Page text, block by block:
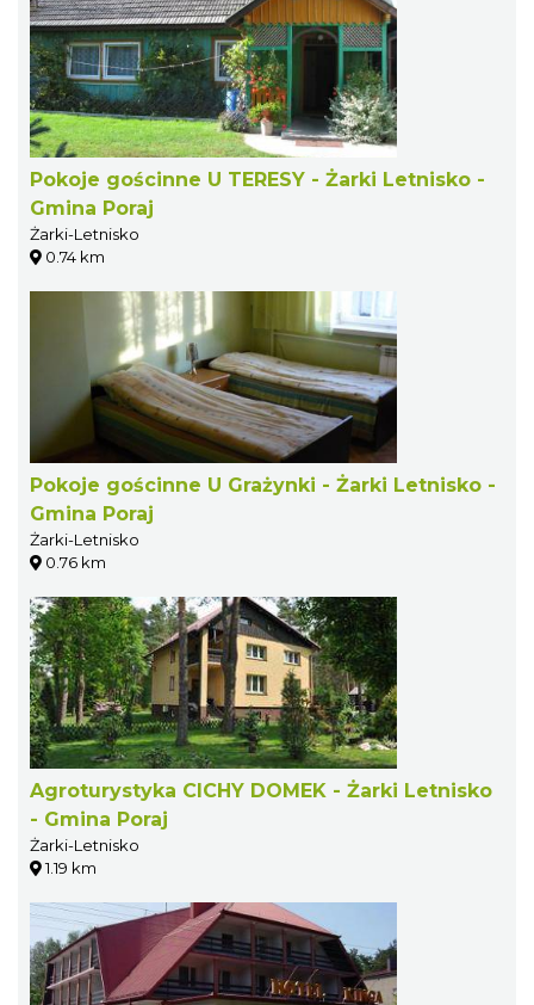
Pokoje gościnne U TERESY - Żarki Letnisko -
Gmina Poraj
Żarki-Letnisko
0.74 km
Pokoje gościnne U Grażynki - Żarki Letnisko -
Gmina Poraj
Żarki-Letnisko
0.76 km
Agroturystyka CICHY DOMEK - Żarki Letnisko
- Gmina Poraj
Żarki-Letnisko
1.19 km